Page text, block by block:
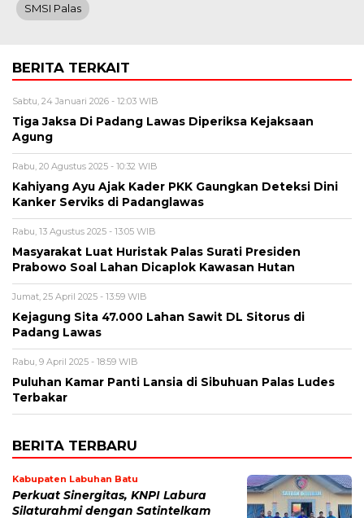
SMSI Palas
BERITA TERKAIT
Sabtu, 24 Januari 2026 - 12:03 WIB
Tiga Jaksa Di Padang Lawas Diperiksa Kejaksaan
Agung
Rabu, 20 Agustus 2025 - 10:32 WIB
Kahiyang Ayu Ajak Kader PKK Gaungkan Deteksi Dini
Kanker Serviks di Padanglawas
Rabu, 13 Agustus 2025 - 13:05 WIB
Masyarakat Luat Huristak Palas Surati Presiden
Prabowo Soal Lahan Dicaplok Kawasan Hutan
Jumat, 25 April 2025 - 13:59 WIB
Kejagung Sita 47.000 Lahan Sawit DL Sitorus di
Padang Lawas
Rabu, 9 April 2025 - 18:59 WIB
Puluhan Kamar Panti Lansia di Sibuhuan Palas Ludes
Terbakar
BERITA TERBARU
Kabupaten Labuhan Batu
Perkuat Sinergitas, KNPI Labura
Silaturahmi dengan Satintelkam